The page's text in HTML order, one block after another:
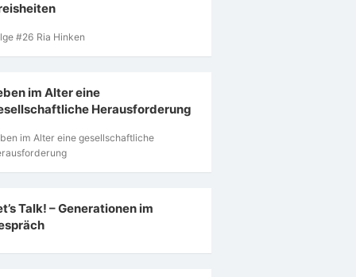
#26 Ria Hinken
im Alter eine
Herausforderung
im Alter eine gesellschaftliche
Talk! – Generationen im